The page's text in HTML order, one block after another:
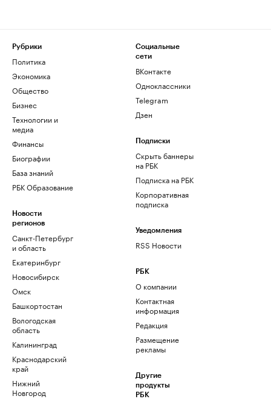
Рубрики
Политика
Экономика
Общество
Бизнес
Технологии и
медиа
Финансы
Биографии
База знаний
РБК Образование
Новости
регионов
Санкт-Петербург
и область
Екатеринбург
Новосибирск
Омск
Башкортостан
Вологодская
область
Калининград
Краснодарский
край
Нижний
Новгород
Социальные
сети
ВКонтакте
Одноклассники
Telegram
Дзен
Подписки
Скрыть баннеры
на РБК
Подписка на РБК
Корпоративная
подписка
Уведомления
RSS Новости
РБК
О компании
Контактная
информация
Редакция
Размещение
рекламы
Другие
продукты
РБК